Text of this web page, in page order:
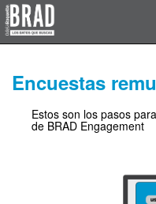
Encuestas
Estos son los pasos
de BRAD Engagement